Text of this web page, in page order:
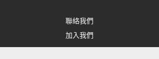
聯絡我們
加入我們